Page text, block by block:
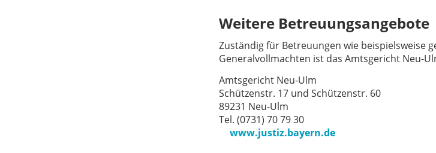
Weitere Betreuungsangebote
Zuständig für Betreuungen wie beispielsweise
Generalvollmachten ist das Amtsgericht Neu-
Amtsgericht Neu-Ulm
Schützenstr. 17 und Schützenstr. 60
89231 Neu-Ulm
Tel. (0731) 70 79 30
www.justiz.bayern.de